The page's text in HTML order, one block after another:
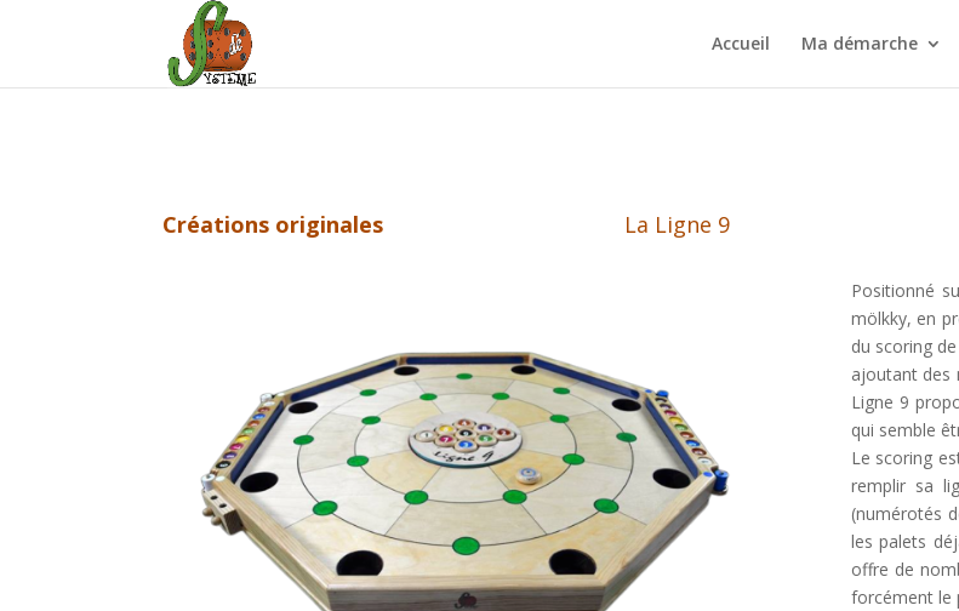
Accueil Ma démarche
Créations originales La Ligne 9
Positionné
mölkky, en
du scoring
ajoutant des
Ligne 9
qui semble
Le scoring
remplir sa
(numérotés
les palets
offre de
forcément le